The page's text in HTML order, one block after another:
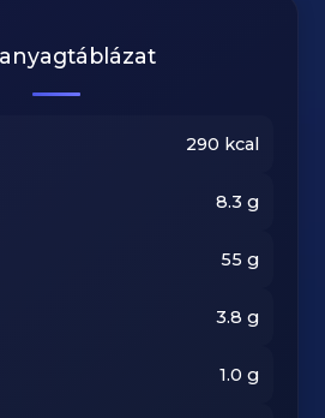
290 kcal
8.3 g
55 g
3.8 g
1.0 g